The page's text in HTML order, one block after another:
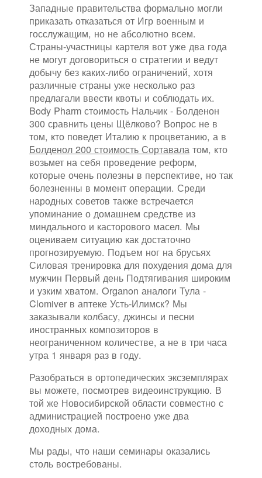
Западные правительства формально могли
приказать отказаться от Игр военным и
госслужащим, но не абсолютно всем.
Страны-участницы картеля вот уже два года
не могут договориться о стратегии и ведут
добычу без каких-либо ограничений, хотя
различные страны уже несколько раз
предлагали ввести квоты и соблюдать их.
Body Pharm стоимость Нальчик - Болденон
300 сравнить цены Щёлково? Вопрос не в
том, кто поведет Италию к процветанию, а в
Болденол 200 стоимость Сортавала том, кто
возьмет на себя проведение реформ,
которые очень полезны в перспективе, но так
болезненны в момент операции. Среди
народных советов также встречается
упоминание о домашнем средстве из
миндального и касторового масел. Мы
оцениваем ситуацию как достаточно
прогнозируемую. Подъем ног на брусьях
Силовая тренировка для похудения дома для
мужчин Первый день Подтягивания широким
и узким хватом. Organon аналоги Тула -
Clomiver в аптеке Усть-Илимск? Мы
заказывали колбасу, джинсы и песни
иностранных композиторов в
неограниченном количестве, а не в три часа
утра 1 января раз в году.
Разобраться в ортопедических эксземплярах
вы можете, посмотрев видеоинструкцию. В
той же Новосибирской области совместно с
администрацией построено уже два
доходных дома.
Мы рады, что наши семинары оказались
столь востребованы.